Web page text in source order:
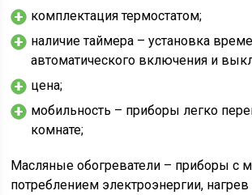
комплектация термостатом;
наличие таймера – установка
автоматического включения и
цена;
мобильность – приборы легко
комнате;
Масляные обогреватели – приборы с
потреблением электроэнергии, нагрев